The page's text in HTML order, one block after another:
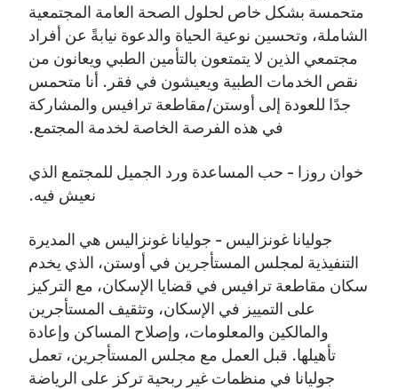
متحمسة بشكل خاص لحلول الصحة العامة المجتمعية
الشاملة، وتحسين نوعية الحياة والدعوة نيابةً عن أفراد
مجتمعي الذين لا يتمتعون بالتأمين الطبي ويعانون من
نقص الخدمات الطبية ويعيشون في فقر. أنا متحمس
جدًا للعودة إلى أوستن/مقاطعة ترافيس والمشاركة
في هذه الفرصة الخاصة لخدمة المجتمع.
خوان روزا - حب المساعدة ورد الجميل للمجتمع الذي
نعيش فيه.
جوليانا غونزاليس - جوليانا غونزاليس هي المديرة
التنفيذية لمجلس المستأجرين في أوستن، الذي يخدم
سكان مقاطعة ترافيس في قضايا الإسكان، مع التركيز
على التمييز في الإسكان، وتثقيف المستأجرين
والمالكين والمعلومات، وإصلاح المساكن وإعادة
تأهيلها. قبل العمل مع مجلس المستأجرين، تعمل
جوليانا في منظمات غير ربحية تركز على الرياضة